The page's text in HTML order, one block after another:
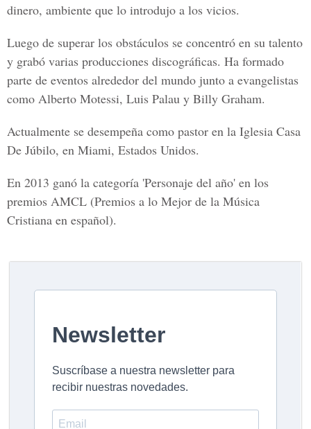
dinero, ambiente que lo introdujo a los vicios.
Luego de superar los obstáculos se concentró en su talento
y grabó varias producciones discográficas. Ha formado
parte de eventos alrededor del mundo junto a evangelistas
como Alberto Motessi, Luis Palau y Billy Graham.
Actualmente se desempeña como pastor en la Iglesia Casa
De Júbilo, en Miami, Estados Unidos.
En 2013 ganó la categoría 'Personaje del año' en los
premios AMCL (Premios a lo Mejor de la Música
Cristiana en español).